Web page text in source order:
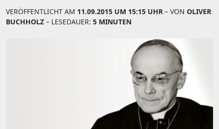
VERÖFFENTLICHT AM 11.09.2015 UM 15:15 UHR – VON OLIVER
BUCHHOLZ – LESEDAUER: 5 MINUTEN